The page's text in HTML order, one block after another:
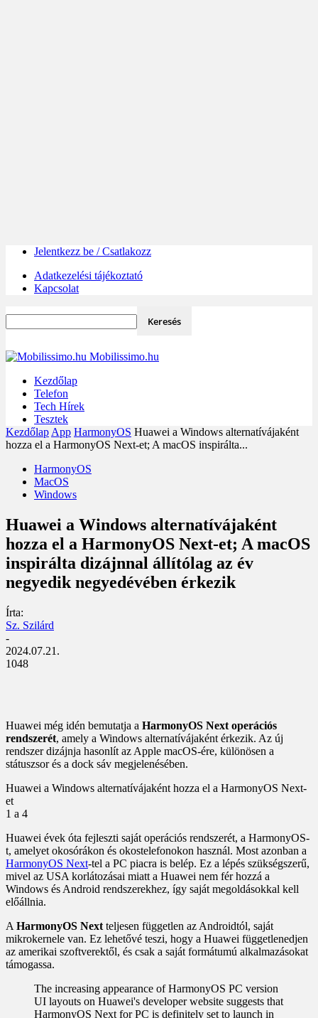
Jelentkezz be / Csatlakozz
Adatkezelési tájékoztató
Kapcsolat
Mobilissimo.hu
Kezdőlap
Telefon
Tech Hírek
Tesztek
Kezdőlap App HarmonyOS Huawei a Windows alternatívájaként
hozza el a HarmonyOS Next-et; A macOS inspirálta...
HarmonyOS
MacOS
Windows
Huawei a Windows alternatívájaként
hozza el a HarmonyOS Next-et; A macOS
inspirálta dizájnnal állítólag az év
negyedik negyedévében érkezik
Írta:
Sz. Szilárd
-
2024.07.21.
1048
Huawei még idén bemutatja a HarmonyOS Next operációs
rendszerét, amely a Windows alternatívájaként érkezik. Az új
rendszer dizájnja hasonlít az Apple macOS-ére, különösen a
státuszsor és a dock sáv megjelenésében.
Huawei a Windows alternatívájaként hozza el a HarmonyOS Next-
et
1 a 4
Huawei évek óta fejleszti saját operációs rendszerét, a HarmonyOS-
t, amelyet okosórákon és okostelefonokon használ. Most azonban a
HarmonyOS Next-tel a PC piacra is belép. Ez a lépés szükségszerű,
mivel az USA korlátozásai miatt a Huawei nem fér hozzá a
Windows és Android rendszerekhez, így saját megoldásokkal kell
előállnia.
A HarmonyOS Next teljesen független az Androidtól, saját
mikrokernele van. Ez lehetővé teszi, hogy a Huawei függetlenedjen
az amerikai szoftverektől, és csak a saját formátumú alkalmazásokat
támogassa.
The increasing appearance of HarmonyOS PC version
UI layouts on Huawei's developer website suggests that
HarmonyOS Next for PC is definitely set to launch in